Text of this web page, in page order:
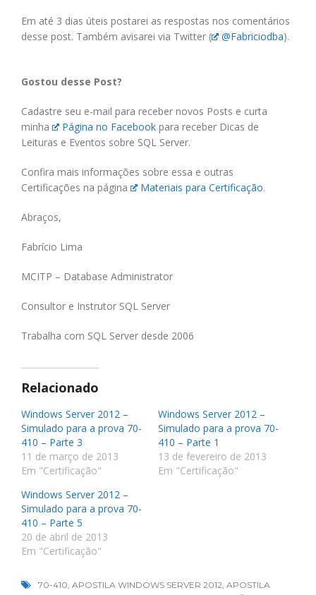
Em até 3 dias úteis postarei as respostas nos comentários
desse post. Também avisarei via Twitter (
@Fabriciodba).
Gostou desse Post?
Cadastre seu e-mail para receber novos Posts e curta
minha
Página no Facebook para receber Dicas de
Leituras e Eventos sobre SQL Server.
Confira mais informações sobre essa e outras
Certificações na página
Materiais para Certificação.
Abraços,
Fabrício Lima
MCITP – Database Administrator
Consultor e Instrutor SQL Server
Trabalha com SQL Server desde 2006
Relacionado
Windows Server 2012 –
Simulado para a prova 70-
410 – Parte 3
11 de março de 2013
Em "Certificação"
Windows Server 2012 –
Simulado para a prova 70-
410 – Parte 1
13 de fevereiro de 2013
Em "Certificação"
Windows Server 2012 –
Simulado para a prova 70-
410 – Parte 5
20 de abril de 2013
Em "Certificação"
70-410, APOSTILA WINDOWS SERVER 2012, APOSTILA